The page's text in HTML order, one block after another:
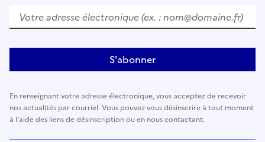
Votre adresse électronique (ex. : nom@domaine.fr)
S'abonner
En renseignant votre adresse électronique, vous acceptez de recevoir
nos actualités par courriel. Vous pouvez vous désinscrire à tout moment
à l’aide des liens de désinscription ou en nous contactant.